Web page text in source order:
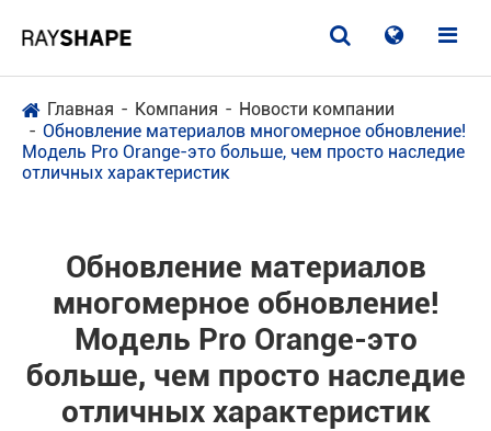
Главная Компания
Новости компании
Обновление материалов многомерное обновление!
Модель Pro Orange-это больше, чем просто наследие
отличных характеристик
Обновление материалов
многомерное обновление!
Модель Pro Orange-это
больше, чем просто наследие
отличных характеристик